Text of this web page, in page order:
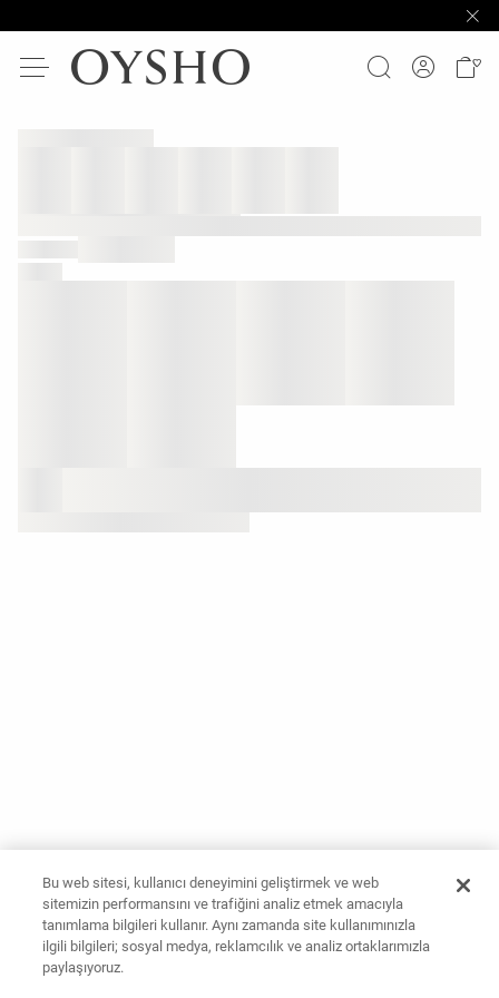
Bu web sitesi, kullanıcı deneyimini geliştirmek ve web
sitemizin performansını ve trafiğini analiz etmek amacıyla
tanımlama bilgileri kullanır. Aynı zamanda site kullanımınızla
ilgili bilgileri; sosyal medya, reklamcılık ve analiz ortaklarımızla
paylaşıyoruz.